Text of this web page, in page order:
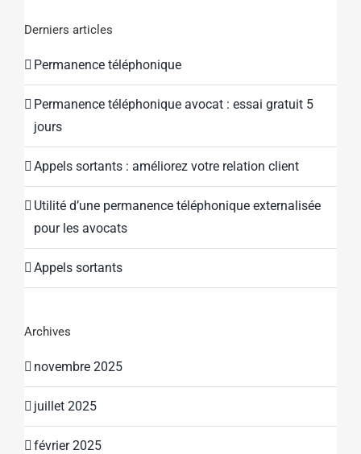
Derniers articles
Permanence téléphonique
Permanence téléphonique avocat : essai gratuit 5
jours
Appels sortants : améliorez votre relation client
Utilité d’une permanence téléphonique externalisée
pour les avocats
Appels sortants
Archives
novembre 2025
juillet 2025
février 2025